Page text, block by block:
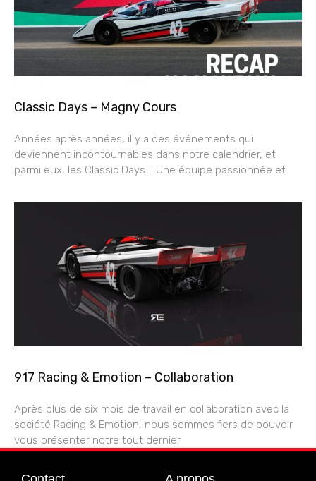
Classic Days – Magny Cours
Années après années, il y a des événements qui
deviennent incontournables dans notre calendrier, et
parmi eux, les Classic Days ! Une équipe passionnée et
917 Racing & Emotion – Collaboration
Après plus de six mois de travail en collaboration avec la
société Racing & Emotion, nous sommes fiers de pouvoir
vous présenter notre tout dernier